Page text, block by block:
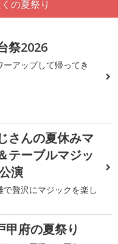
の夏祭り
祭2026
アップして帰ってき
さんの夏休みマ
テーブルマジッ
演
で贅沢にマジックを楽し
甲府の夏祭り